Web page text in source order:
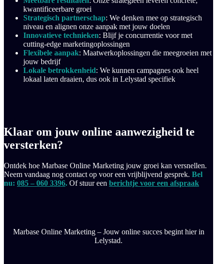
kwantificeerbare groei
Strategisch partnerschap: We denken mee op strategisch
niveau en alignen onze aanpak met jouw doelen
Innovatieve technieken: Blijf je concurrentie voor met
cutting-edge marketingoplossingen
Flexibele aanpak: Maatwerkoplossingen die meegroeien met
jouw bedrijf
Lokale betrokkenheid: We kunnen campagnes ook heel
lokaal laten draaien, dus ook in Lelystad specifiek
Klaar om jouw online aanwezigheid te
versterken?
Ontdek hoe Marbase Online Marketing jouw groei kan versnellen.
Neem vandaag nog contact op voor een vrijblijvend gesprek. Bel
nu: 085 – 060 3396. Of stuur een berichtje voor een afspraak
Marbase Online Marketing – Jouw online succes begint hier in
Lelystad.